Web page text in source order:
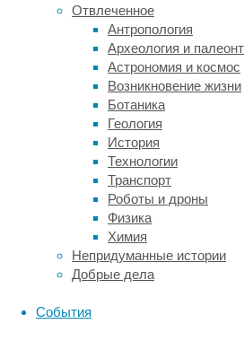
Отвлеченное
Антропология
Археология и
Астрономия и космос
Возникновение жизни
Ботаника
Геология
История
Технологии
Транспорт
Роботы и дроны
Физика
Химия
Непридуманные истории
Добрые дела
События
ИИ-
технологиям
проанализировать
комментарии
из
сообществ
соцсети
Reddit,
связанных
со
спортом
и
мотивацией.
этой